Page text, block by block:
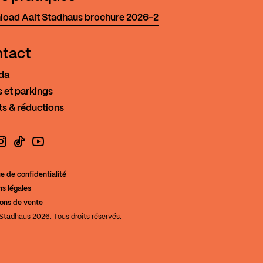
Aalt Stadhaus brochure 2026-2
et parkings
& réductions
de confidentialité
légales
de vente
2026. Tous droits réservés.
de la Culture